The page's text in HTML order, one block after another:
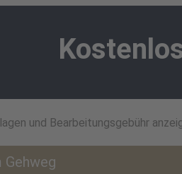
und Bearbeitungsgebühr
Gehweg